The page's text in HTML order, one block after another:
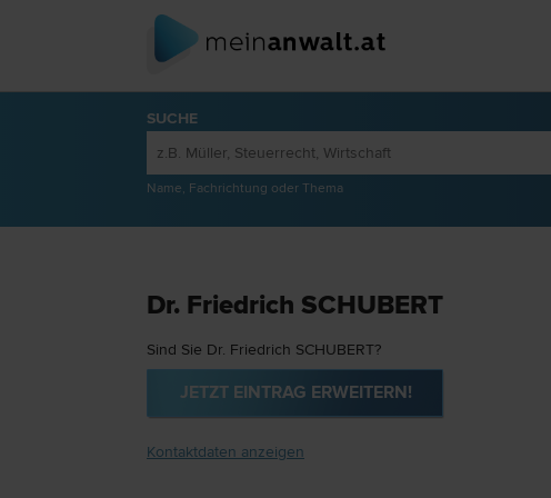
SUCHE
Name, Fachrichtung oder Thema
Dr. Friedrich SCHUBERT
Sind Sie Dr. Friedrich SCHUBERT?
JETZT EINTRAG ERWEITERN!
Kontaktdaten anzeigen